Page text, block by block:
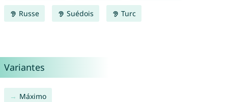
Russe Suédois Turc
Variantes
Máximo